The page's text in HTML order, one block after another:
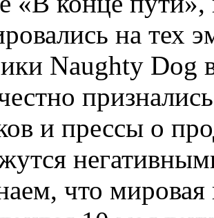
на тех
Naughty Dog
и прессы о
что